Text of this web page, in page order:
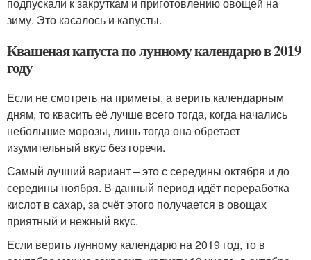
зиму. Это касалось и капусты.
Квашеная капуста по лунному календарю в 2019
году
Если не смотреть на приметы, а верить календарным
дням, то квасить её лучше всего тогда, когда начались
небольшие морозы, лишь тогда она обретает
изумительный вкус без горечи.
Самый лучший вариант – это с середины октября и до
середины ноября. В данный период идёт переработка
кислот в сахар, за счёт этого получается в овощах
приятный и нежный вкус.
Если верить лунному календарю на 2019 год, то в